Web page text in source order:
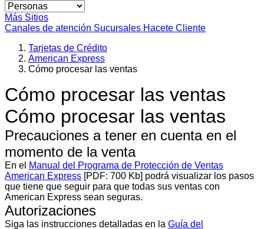
Más Sitios
Canales de atención Sucursales Hacete Cliente
Tarjetas de Crédito
American Express
Cómo procesar las ventas
Cómo procesar las ventas
Cómo procesar las ventas
Precauciones a tener en cuenta en el
momento de la venta
En el Manual del Programa de Protección de Ventas
American Express [PDF: 700 Kb] podrá visualizar los pasos
que tiene que seguir para que todas sus ventas con
American Express sean seguras.
Autorizaciones
Siga las instrucciones detalladas en la Guía del